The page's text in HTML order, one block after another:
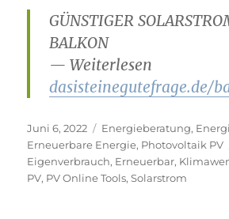
GÜNSTIGER
BALKON
— Weiterlesen
dasisteinegutefrage.de/
Veröffentlicht
am
Juni 6, 2022 Kategorien
Energieberatung,
Erneuerbare Energie, Photovoltaik PV
Eigenverbrauch, Erneuerbar,
PV, PV Online Tools,Solarstrom